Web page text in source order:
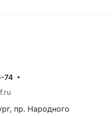
74
пр. Народного